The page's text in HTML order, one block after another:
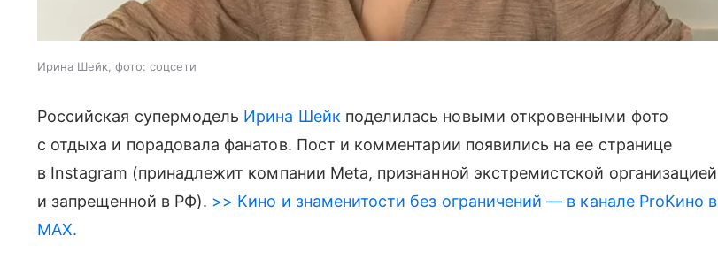
Ирина Шейк, фото: соцсети
Российская супермодель Ирина Шейкподелилась новыми откровенными фото
с отдыха и порадовала фанатов. Пост и комментарии появились на ее странице
в Instagram (принадлежит компании Meta, признанной экстремистской организацией
и запрещенной в РФ). >> Кино и знаменитости без ограничений — в канале ProКино в
MAX.